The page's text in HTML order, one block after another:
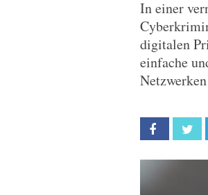
In einer
digitalen
einfache
Facebook